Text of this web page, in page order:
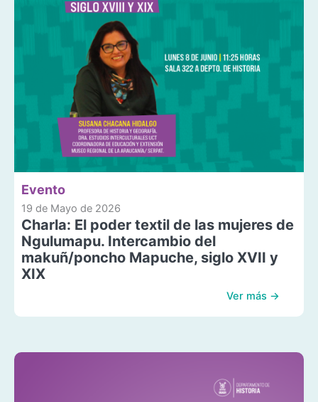
Evento
19 de Mayo de 2026
Charla: El poder textil de las mujeres de
Ngulumapu. Intercambio del
makuñ/poncho Mapuche, siglo XVII y
XIX
Ver más →